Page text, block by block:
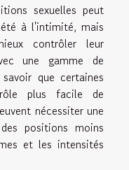
sexuelles peut
à l'intimité, mais
contrôler leur
une gamme de
que certaines
plus facile de
nécessiter une
positions moins
et les intensités